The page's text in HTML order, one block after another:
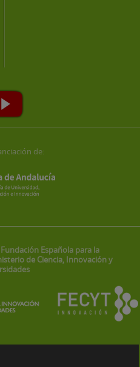
de:
Fundación Española para la
de Ciencia, Innovación y